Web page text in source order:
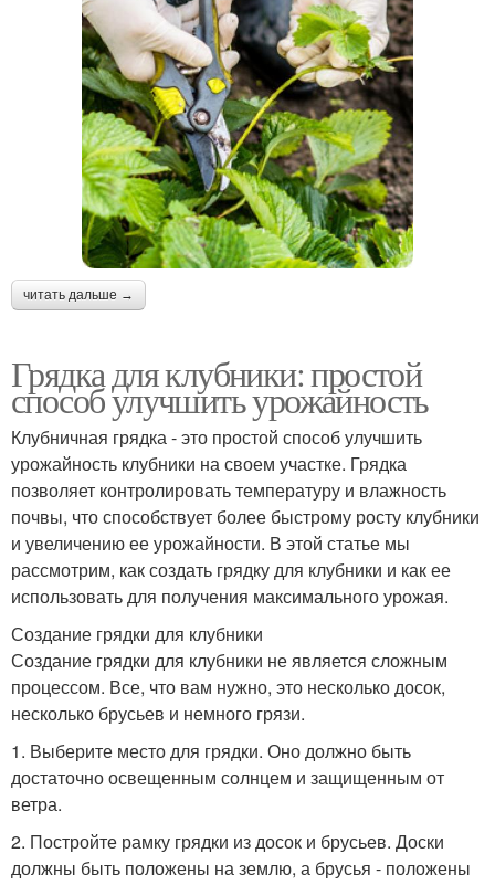
читать дальше →
Грядка для клубники: простой
способ улучшить урожайность
Клубничная грядка - это простой способ улучшить
урожайность клубники на своем участке. Грядка
позволяет контролировать температуру и влажность
почвы, что способствует более быстрому росту клубники
и увеличению ее урожайности. В этой статье мы
рассмотрим, как создать грядку для клубники и как ее
использовать для получения максимального урожая.
Создание грядки для клубники
Создание грядки для клубники не является сложным
процессом. Все, что вам нужно, это несколько досок,
несколько брусьев и немного грязи.
1. Выберите место для грядки. Оно должно быть
достаточно освещенным солнцем и защищенным от
ветра.
2. Постройте рамку грядки из досок и брусьев. Доски
должны быть положены на землю, а брусья - положены